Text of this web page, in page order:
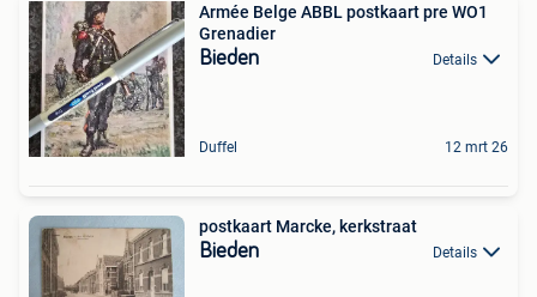
Armée Belge ABBL postkaart pre WO1
Grenadier
Bieden Details
Duffel 12 mrt 26
postkaart Marcke, kerkstraat
Bieden Details